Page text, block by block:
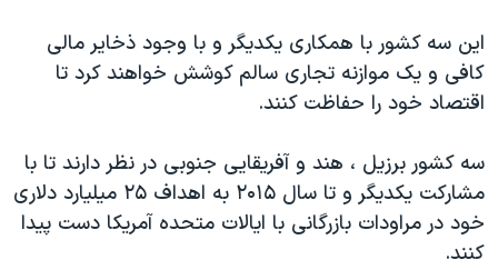
این سه کشور با همکاری یکدیگر و با وجود ذخایر مالی
کافی و یک موازنه تجاری سالم کوشش خواهند کرد تا
اقتصاد خود را حفاظت کنند.
سه کشور برزیل ، هند و آفریقایی جنوبی در نظر دارند تا با
مشارکت یکدیگر و تا سال ۲۰۱۵ به اهداف ۲۵ میلیارد دلاری
خود در مراودات بازرگانی با ایالات متحده آمریکا دست پیدا
کنند.